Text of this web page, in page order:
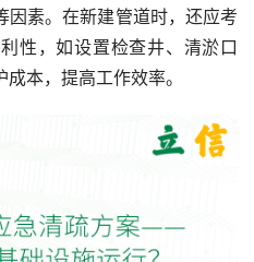
因素。在新建管道时，还应考
性，如设置检查井、清淤口
本，提高工作效率。